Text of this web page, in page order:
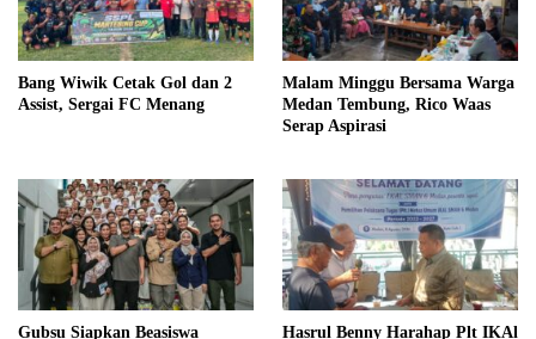
Bang Wiwik Cetak Gol dan 2
Assist, Sergai FC Menang
Malam Minggu Bersama Warga
Medan Tembung, Rico Waas
Serap Aspirasi
Gubsu Siapkan Beasiswa Hasrul Benny Harahap Plt IKAl